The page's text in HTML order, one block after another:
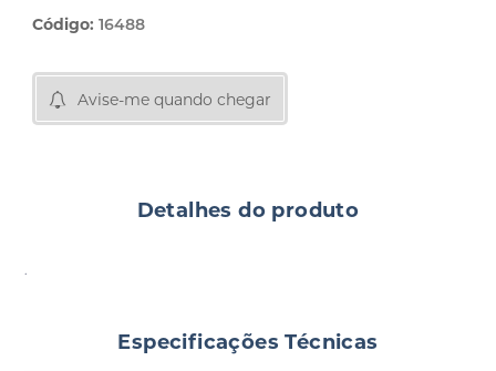
Código:16488
Avise-me quando chegar
Detalhes do produto
.
Especificações Técnicas